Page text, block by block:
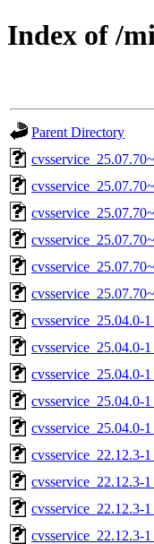
Index of /
Parent Directory
cvsservice_25.04.0-
cvsservice_25.04.0-
cvsservice_25.04.0-
cvsservice_25.04.0-
cvsservice_25.04.0-
cvsservice_22.12.3-
cvsservice_22.12.3-
cvsservice_22.12.3-
cvsservice_22.12.3-